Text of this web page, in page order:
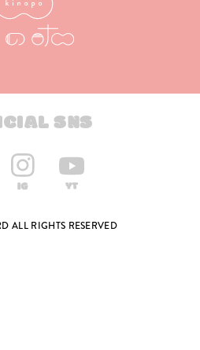
SNS
ALL RIGHTS RESERVED